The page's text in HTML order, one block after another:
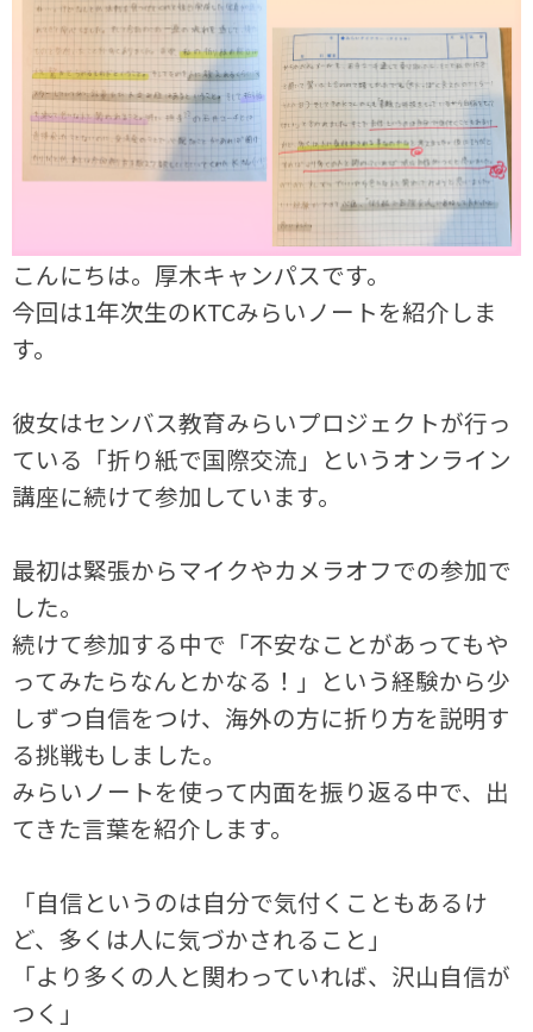
こんにちは。厚木キャンパスです。
今回は1年次生のKTCみらいノートを紹介しま
す。
彼女はセンバス教育みらいプロジェクトが行っ
ている「折り紙で国際交流」というオンライン
講座に続けて参加しています。
最初は緊張からマイクやカメラオフでの参加で
した。
続けて参加する中で「不安なことがあってもや
ってみたらなんとかなる！」という経験から少
しずつ自信をつけ、海外の方に折り方を説明す
る挑戦もしました。
みらいノートを使って内面を振り返る中で、出
てきた言葉を紹介します。
「自信というのは自分で気付くこともあるけ
ど、多くは人に気づかされること」
「より多くの人と関わっていれば、沢山自信が
つく」